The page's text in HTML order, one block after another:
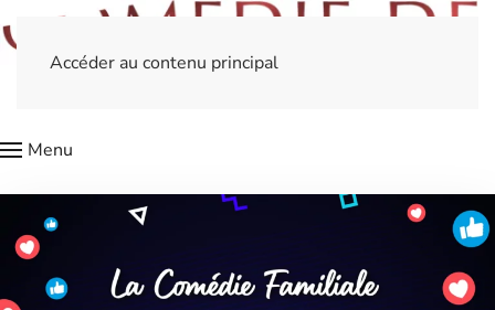
Accéder au contenu principal
Menu